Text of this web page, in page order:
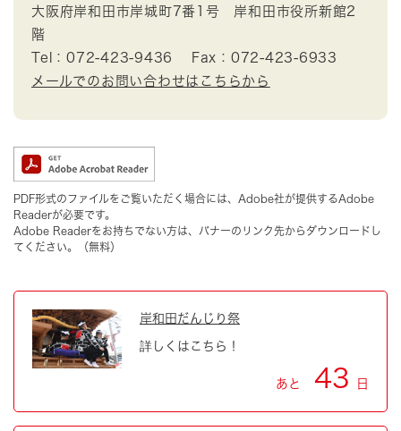
大阪府岸和田市岸城町7番1号 岸和田市役所新館2
階
Tel：072-423-9436
Fax：072-423-6933
メールでのお問い合わせはこちらから
PDF形式のファイルをご覧いただく場合には、Adobe社が提供するAdobe
Readerが必要です。
Adobe Readerをお持ちでない方は、バナーのリンク先からダウンロードし
てください。（無料）
岸和田だんじり祭
詳しくはこちら！
あと 43 日